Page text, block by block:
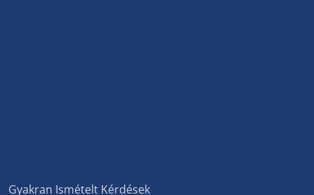
Gyakran Ismételt Kérdések